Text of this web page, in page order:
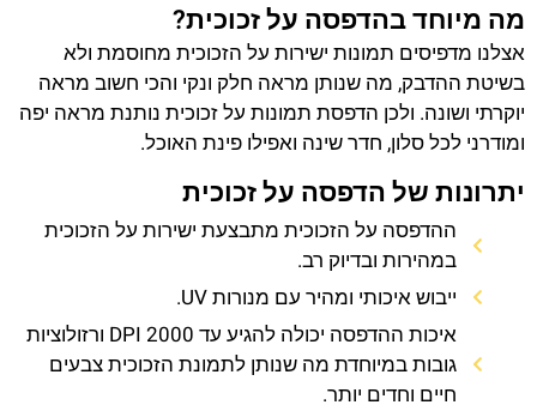
מה מיוחד בהדפסה על זכוכית?
אצלנו מדפיסים תמונות ישירות על הזכוכית מחוסמת ולא
בשיטת ההדבק, מה שנותן מראה חלק ונקי והכי חשוב מראה
יוקרתי ושונה. ולכן הדפסת תמונות על זכוכית נותנת מראה יפה
ומודרני לכל סלון, חדר שינה ואפילו פינת האוכל.
יתרונות של הדפסה על זכוכית
ההדפסה על הזכוכית מתבצעת ישירות על הזכוכית
במהירות ובדיוק רב.
ייבוש איכותי ומהיר עם מנורות UV.
איכות ההדפסה יכולה להגיע עד 2000 DPI ורזולוציות
גובות במיוחדת מה שנותן לתמונת הזכוכית צבעים
חיים וחדים יותר.